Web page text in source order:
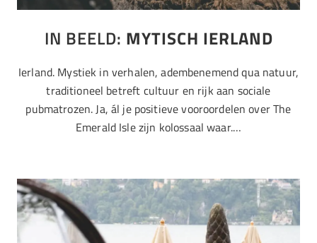
IN BEELD: MYTISCH IERLAND
Ierland. Mystiek in verhalen, adembenemend qua natuur,
traditioneel betreft cultuur en rijk aan sociale
pubmatrozen. Ja, ál je positieve vooroordelen over The
Emerald Isle zijn kolossaal waar.…